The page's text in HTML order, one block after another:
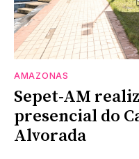
AMAZONAS
Sepet-AM
presencial do
Alvorada